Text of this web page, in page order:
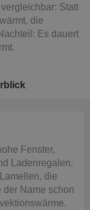
Statt
die
Es dauert
Fenster,
Ladenregalen.
die
der Name schon